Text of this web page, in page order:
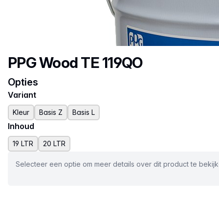
Productnaam
PPG Wood TE 119QO
Opties
Variant
Kleur Basis Z Basis L
Inhoud
19 LTR 20 LTR
Selecteer een optie om meer details over dit product te